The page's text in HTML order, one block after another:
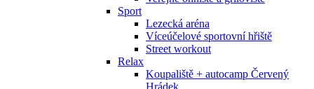
Sport
Lezecká aréna
Víceúčelové sportovní hřiště
Street workout
Relax
Koupaliště + autocamp Červený
Hrádek